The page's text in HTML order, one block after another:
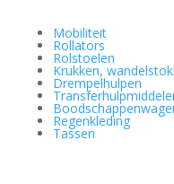
Mobiliteit
Rollators
Rolstoelen
Krukken,
Drempelhulpen
Regenkleding
Tassen